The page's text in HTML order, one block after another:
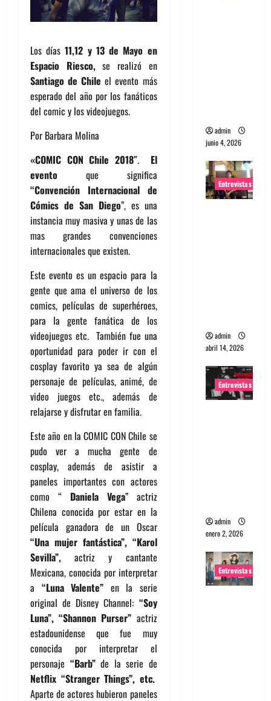
Los días11,12 y 13 de Mayo en
Espacio Riesco,se realizó en
Santiago de Chile el evento más
esperado del año por los fanáticos
del comic y los videojuegos.
Por Barbara Molina
«COMIC CON Chile 2018″. El
evento que significa
“Convención Internacional de
Cómics de San Diego”, es una
instancia muy masiva y unas de las
mas grandes convenciones
internacionales que existen.
Este evento es un espacio para la
gente que ama el universo de los
comics, películas de superhéroes,
para la gente fanática de los
videojuegos etc. También fue una
oportunidad para poder ir con el
cosplay favorito ya sea de algún
personaje de películas, animé, de
video juegos etc., además de
relajarse y disfrutar en familia.
Este año en la COMIC CON Chile se
pudo ver a mucha gente de
cosplay, además de asistir a
paneles importantes con actores
como “ Daniela Vega” actriz
Chilena conocida por estar en la
película ganadora de un Oscar
“Una mujer fantástica”, “Karol
Sevilla”,actriz y cantante
Mexicana, conocida por interpretar
a “Luna Valente” en la serie
original de Disney Channel: “Soy
Luna”, “Shannon Purser” actriz
estadounidense que fue muy
conocida por interpretar el
personaje “Barb”de la serie de
Netflix “Stranger Things”, etc.
Aparte de actores hubieron paneles
admin
junio 4, 2026
Entrevistas
admin
abril 14, 2026
Entrevistas
admin
enero 2, 2026
Entrevistas